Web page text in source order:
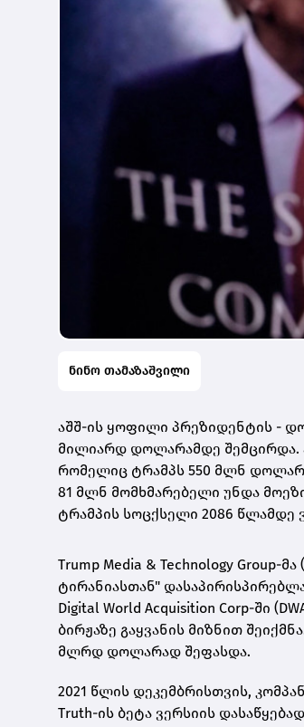
ნინო თამაზაშვილი
აშშ-ის ყოფილი პრეზიდენტის -
მილიარდ დოლარამდე შემცირდა.
რომელიც ტრამპს 550 მლნ დოლარი
81 მლნ მომხმარებელი უნდა
ტრამპის სოცქსელი 2086 წლამდე
Trump Media & Technology
ტირანიასთან"
Digital World Acquisition Corp-ში
ბირჟაზე გაყვანის მიზნით
მლრდ დოლარად შეფასდა.
2021 წლის დეკემბრისთვის,
Truth-ის ბეტა ვერსიის